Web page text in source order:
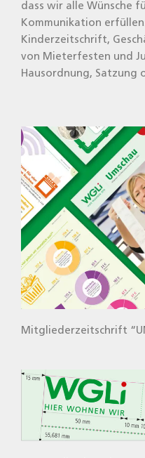
dass wir alle Wün­sche
Kom­mu­ni­ka­ti­on
Kin­der­zeit­schrift,
von Mie­ter­fes­ten und
Haus­ord­nung, Sat­zung
Mit­glie­der­zeit­schrift